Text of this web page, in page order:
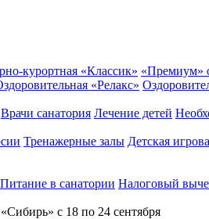
курортная «Классик» «Премиум»
«Релакс»
Врачи санатория Лечение детей
Тренажерные залы Детская
Питание в санатории Налоговый
с 18 по 24 сентября